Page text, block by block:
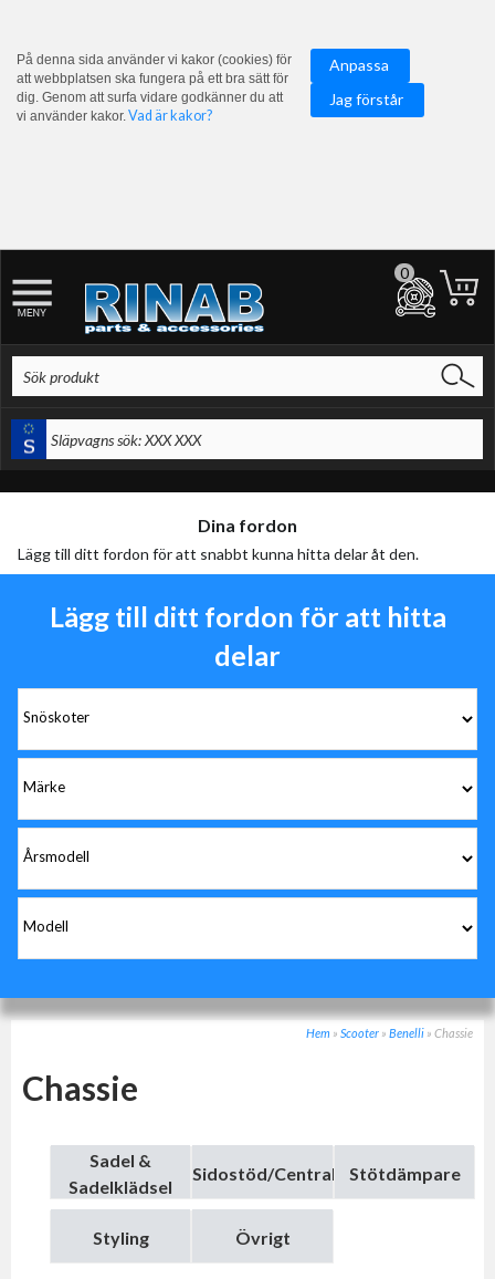
På denna sida använder vi kakor (cookies) för
att webbplatsen ska fungera på ett bra sätt för
dig. Genom att surfa vidare godkänner du att
vi använder kakor.Vad är kakor?
Anpassa
Jag förstår
0
Dina fordon
Lägg till ditt fordon för att snabbt kunna hitta delar åt den.
Lägg till ditt fordon för att hitta
delar
Hem » Scooter » Benelli » Chassie
Chassie
Sadel &
Sadelklädsel
Sidostöd/CentralstödStötdämpare
Styling Övrigt